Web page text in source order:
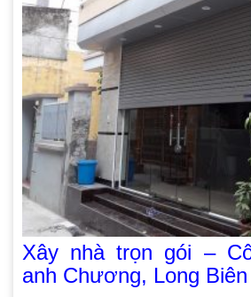
Xây nhà trọn gói –
anh Chương, Long Biên